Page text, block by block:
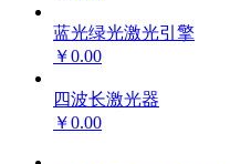
蓝光绿光激光引擎
￥0.00
四波长激光器
￥0.00